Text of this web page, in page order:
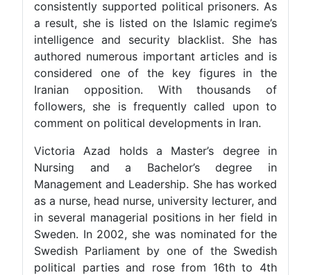
consistently supported political prisoners. As
a result, she is listed on the Islamic regime’s
intelligence and security blacklist. She has
authored numerous important articles and is
considered one of the key figures in the
Iranian opposition. With thousands of
followers, she is frequently called upon to
comment on political developments in Iran.
Victoria Azad holds a Master’s degree in
Nursing and a Bachelor’s degree in
Management and Leadership. She has worked
as a nurse, head nurse, university lecturer, and
in several managerial positions in her field in
Sweden. In 2002, she was nominated for the
Swedish Parliament by one of the Swedish
political parties and rose from 16th to 4th